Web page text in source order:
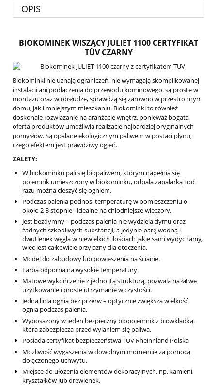
OPIS
BIOKOMINEK WISZĄCY JULIET 1100 CERTYFIKAT
TÜV CZARNY
Biokominki nie uznają ograniczeń, nie wymagają skomplikowanej
instalacji ani podłączenia do przewodu kominowego, są proste w
montażu oraz w obsłudze, sprawdzą się zarówno w przestronnym
domu, jak i mniejszym mieszkaniu. Biokominki to również
doskonałe rozwiązanie na aranżację wnętrz, ponieważ bogata
oferta produktów umożliwia realizację najbardziej oryginalnych
pomysłów. Są opalane ekologicznym paliwem w postaci płynu,
czego efektem jest prawdziwy ogień.
ZALETY:
W biokominku pali się biopaliwem, którym napełnia się
pojemnik umieszczony w biokominku, odpala zapalarką i od
razu można cieszyć się ogniem.
Podczas palenia podnosi temperaturę w pomieszczeniu o
około 2-3 stopnie - idealne na chłodniejsze wieczory.
Jest bezdymny – podczas palenia nie wydziela dymu oraz
żadnych szkodliwych substancji, a jedynie parę wodną i
dwutlenek węgla w niewielkich ilościach jakie sami wydychamy,
więc jest całkowicie przyjazny dla otoczenia.
Model do zabudowy lub powieszenia na ścianie.
Farba odporna na wysokie temperatury.
Matowe wykończenie z jednolitą strukturą, pozwala na łatwe
użytkowanie i proste utrzymanie w czystości.
Jedna linia ognia bez przerw – optycznie zwiększa wielkość
ognia podczas palenia.
Wyposażony w jeden bezpieczny biopojemnik z biowkładką,
która zabezpiecza przed wylaniem się paliwa.
Posiada certyfikat bezpieczeństwa TÜV Rheinnland Polska
Możliwość wygaszenia w dowolnym momencie za pomocą
dołączonego uchwytu.
Miejsce do ułożenia elementów dekoracyjnych, np. kamieni,
kryształków lub drewienek.